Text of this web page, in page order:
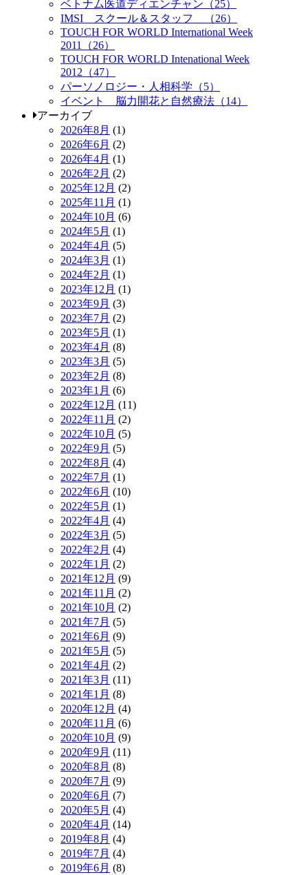
ベトナム医道ディエンチャン（25）
IMSI スクール＆スタッフ （26）
TOUCH FOR WORLD International Week
2011（26）
TOUCH FOR WORLD Intenational Week
2012（47）
パーソノロジー・人相科学（5）
イベント 脳力開花と自然療法（14）
アーカイブ
2026年8月 (1)
2026年6月 (2)
2026年4月 (1)
2026年2月 (2)
2025年12月 (2)
2025年11月 (1)
2024年10月 (6)
2024年5月 (1)
2024年4月 (5)
2024年3月 (1)
2024年2月 (1)
2023年12月 (1)
2023年9月 (3)
2023年7月 (2)
2023年5月 (1)
2023年4月 (8)
2023年3月 (5)
2023年2月 (8)
2023年1月 (6)
2022年12月 (11)
2022年11月 (2)
2022年10月 (5)
2022年9月 (5)
2022年8月 (4)
2022年7月 (1)
2022年6月 (10)
2022年5月 (1)
2022年4月 (4)
2022年3月 (5)
2022年2月 (4)
2022年1月 (2)
2021年12月 (9)
2021年11月 (2)
2021年10月 (2)
2021年7月 (5)
2021年6月 (9)
2021年5月 (5)
2021年4月 (2)
2021年3月 (11)
2021年1月 (8)
2020年12月 (4)
2020年11月 (6)
2020年10月 (9)
2020年9月 (11)
2020年8月 (8)
2020年7月 (9)
2020年6月 (7)
2020年5月 (4)
2020年4月 (14)
2019年8月 (4)
2019年7月 (4)
2019年6月 (8)